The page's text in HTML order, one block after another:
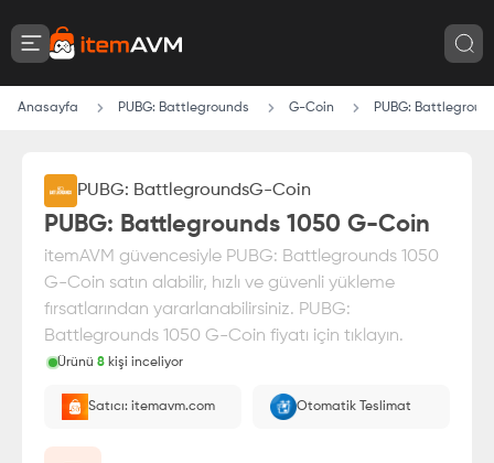
Anasayfa PUBG: Battlegrounds G-Coin PUBG:
PUBG: BattlegroundsG-Coin
PUBG: Battlegrounds 1050 G-Coin
itemAVM güvencesiyle PUBG: Battlegrounds 1050
G-Coin satın alabilir, hızlı ve güvenli yükleme
fırsatlarından yararlanabilirsiniz. PUBG:
Battlegrounds 1050 G-Coin fiyatı için tıklayın.
Ürünü 8 kişi inceliyor
E-Pin olarak yüklenir.
Satıcı: itemavm.com Otomatik Teslimat